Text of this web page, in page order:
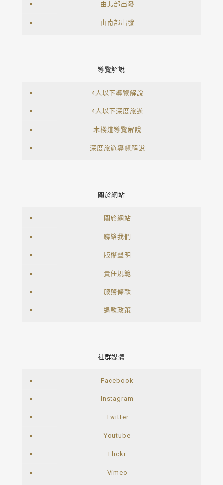
由北部出發
由南部出發
導覽解說
4人以下導覽解說
4人以下深度旅遊
木棧道導覽解說
深度旅遊導覽解說
關於網站
關於網站
聯絡我們
版權聲明
責任規範
服務條款
退款政策
社群媒體
Facebook
Instagram
Twitter
Youtube
Flickr
Vimeo